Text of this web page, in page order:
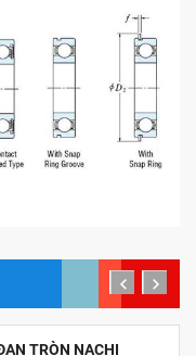
TRÒN NACHI
prev next